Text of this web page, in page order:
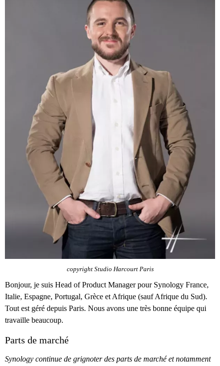
copyright Studio Harcourt Paris
Bonjour, je suis Head of Product Manager pour Synology France,
Italie, Espagne, Portugal, Grèce et Afrique (sauf Afrique du Sud).
Tout est géré depuis Paris. Nous avons une très bonne équipe qui
travaille beaucoup.
Parts de marché
Synology continue de grignoter des parts de marché et notamment